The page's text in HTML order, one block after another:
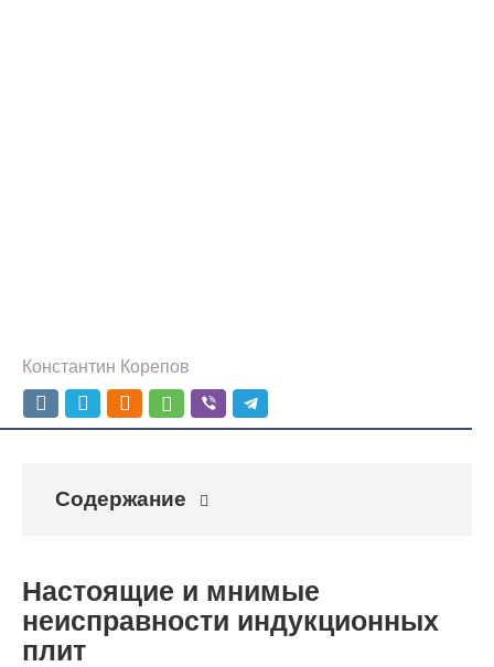
Константин Корепов
Содержание
Настоящие и мнимые
неисправности индукционных
плит